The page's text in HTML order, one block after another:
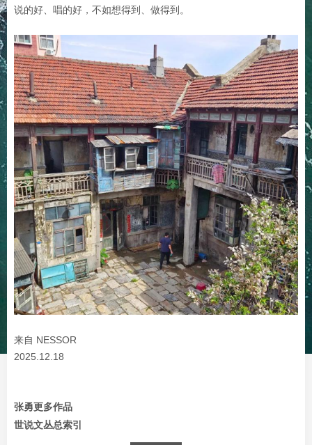
说的好、唱的好，不如想得到、做得到。
来自 NESSOR
2025.12.18
张勇更多作品
世说文丛总索引